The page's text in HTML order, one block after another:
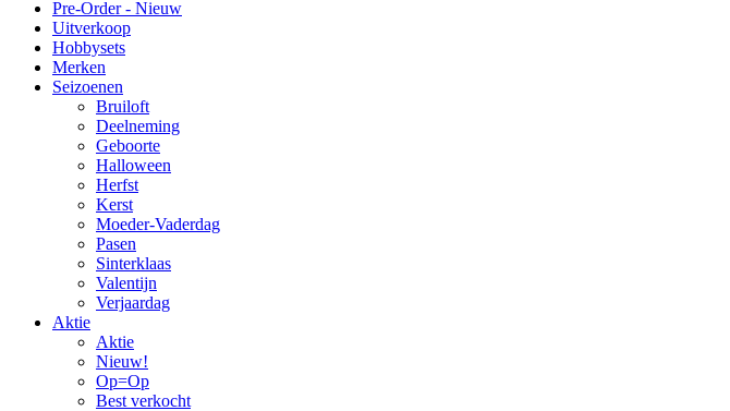
Pre-Order - Nieuw
Uitverkoop
Hobbysets
Merken
Seizoenen
Bruiloft
Deelneming
Geboorte
Halloween
Herfst
Kerst
Moeder-Vaderdag
Pasen
Sinterklaas
Valentijn
Verjaardag
Aktie
Aktie
Nieuw!
Op=Op
Best verkocht